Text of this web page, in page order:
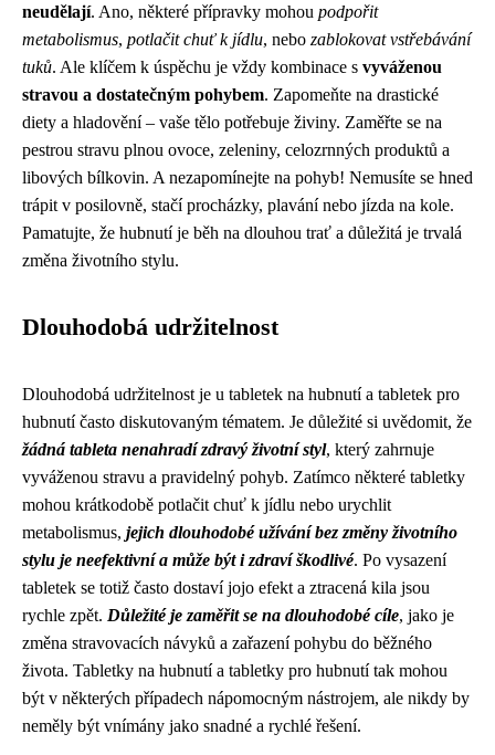
neudělají. Ano, některé přípravky mohou podpořit
metabolismus, potlačit chuť k jídlu, nebo zablokovat vstřebávání
tuků. Ale klíčem k úspěchu je vždy kombinace s vyváženou
stravou a dostatečným pohybem. Zapomeňte na drastické
diety a hladovění – vaše tělo potřebuje živiny. Zaměřte se na
pestrou stravu plnou ovoce, zeleniny, celozrnných produktů a
libových bílkovin. A nezapomínejte na pohyb! Nemusíte se hned
trápit v posilovně, stačí procházky, plavání nebo jízda na kole.
Pamatujte, že hubnutí je běh na dlouhou trať a důležitá je trvalá
změna životního stylu.
Dlouhodobá udržitelnost
Dlouhodobá udržitelnost je u tabletek na hubnutí a tabletek pro
hubnutí často diskutovaným tématem. Je důležité si uvědomit, že
žádná tableta nenahradí zdravý životní styl, který zahrnuje
vyváženou stravu a pravidelný pohyb. Zatímco některé tabletky
mohou krátkodobě potlačit chuť k jídlu nebo urychlit
metabolismus, jejich dlouhodobé užívání bez změny životního
stylu je neefektivní a může být i zdraví škodlivé. Po vysazení
tabletek se totiž často dostaví jojo efekt a ztracená kila jsou
rychle zpět. Důležité je zaměřit se na dlouhodobé cíle, jako je
změna stravovacích návyků a zařazení pohybu do běžného
života. Tabletky na hubnutí a tabletky pro hubnutí tak mohou
být v některých případech nápomocným nástrojem, ale nikdy by
neměly být vnímány jako snadné a rychlé řešení.